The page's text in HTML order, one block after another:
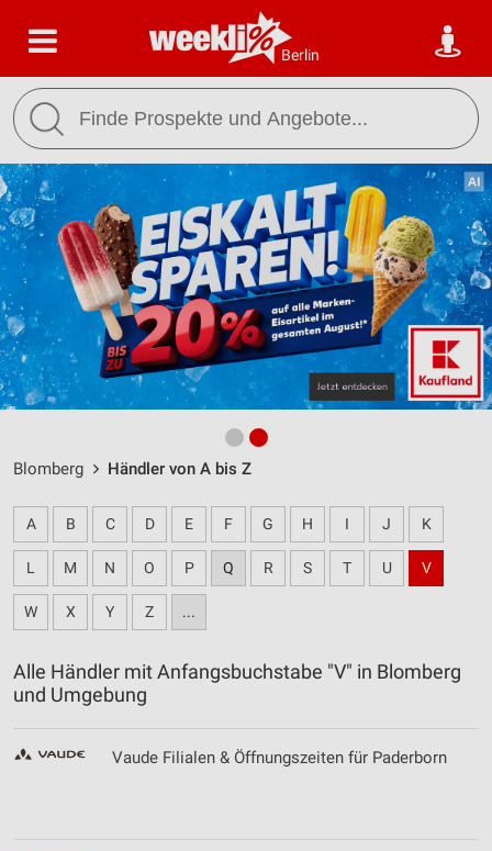
Berlin
Blomberg Händler von A bis Z
A B C D E F G H I J K
L M N O P Q R S T U V
W X Y Z ...
Alle Händler mit Anfangsbuchstabe "V" in Blomberg
und Umgebung
Vaude Filialen & Öffnungszeiten für Paderborn